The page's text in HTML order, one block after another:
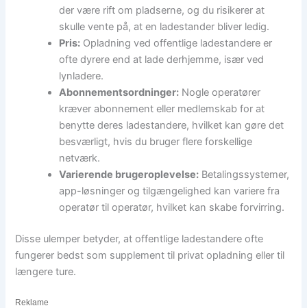
der være rift om pladserne, og du risikerer at
skulle vente på, at en ladestander bliver ledig.
Pris: Opladning ved offentlige ladestandere er
ofte dyrere end at lade derhjemme, især ved
lynladere.
Abonnementsordninger: Nogle operatører
kræver abonnement eller medlemskab for at
benytte deres ladestandere, hvilket kan gøre det
besværligt, hvis du bruger flere forskellige
netværk.
Varierende brugeroplevelse: Betalingssystemer,
app-løsninger og tilgængelighed kan variere fra
operatør til operatør, hvilket kan skabe forvirring.
Disse ulemper betyder, at offentlige ladestandere ofte
fungerer bedst som supplement til privat opladning eller til
længere ture.
Reklame